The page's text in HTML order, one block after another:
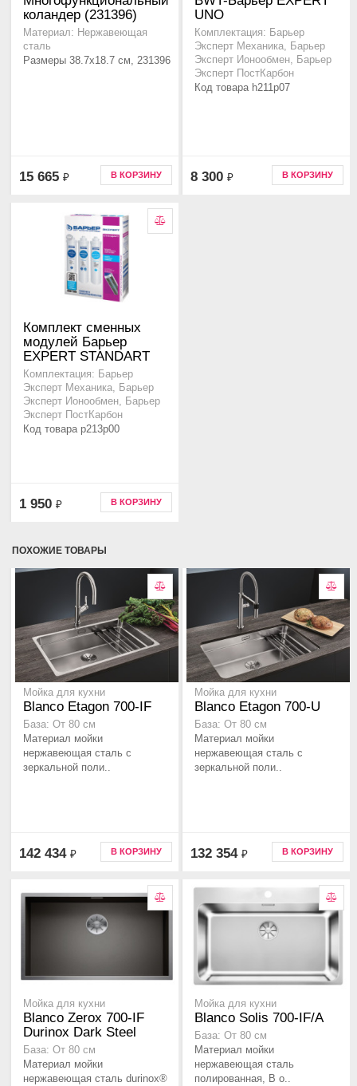
коландер (231396)
Материал: Нержавеющая
сталь
Размеры 38.7x18.7 см, 231396
15 665 ₽ В КОРЗИНУ
UNO
Комплектация: Барьер
Эксперт Механика, Барьер
Эксперт Ионообмен, Барьер
Эксперт ПостКарбон
Код товара h211p07
8 300 ₽ В КОРЗИНУ
Комплект сменных
модулей Барьер
EXPERT STANDART
Комплектация: Барьер
Эксперт Механика, Барьер
Эксперт Ионообмен, Барьер
Эксперт ПостКарбон
Код товара p213p00
1 950 ₽ В КОРЗИНУ
ПОХОЖИЕ ТОВАРЫ
Мойка для кухни
Blanco Etagon 700-IF
База: От 80 см
Материал мойки
нержавеющая сталь с
зеркальной поли..
142 434 ₽ В КОРЗИНУ
Мойка для кухни
Blanco Etagon 700-U
База: От 80 см
Материал мойки
нержавеющая сталь с
зеркальной поли..
132 354 ₽ В КОРЗИНУ
Мойка для кухни
Blanco Zerox 700-IF
Durinox Dark Steel
База: От 80 см
Материал мойки
нержавеющая сталь durinox®
Мойка для кухни
Blanco Solis 700-IF/A
База: От 80 см
Материал мойки
нержавеющая сталь
полированная, В о..